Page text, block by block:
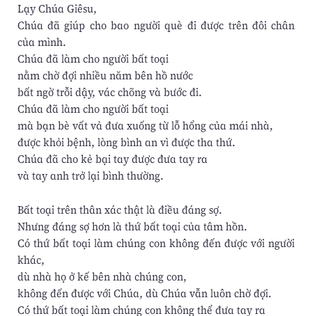
Lạy Chúa Giêsu,
Chúa đã giúp cho bao người què đi được trên đôi chân
của mình.
Chúa đã làm cho người bất toại
nằm chờ đợi nhiều năm bên hồ nước
bất ngờ trỗi dậy, vác chõng và bước đi.
Chúa đã làm cho người bất toại
mà bạn bè vất vả đưa xuống từ lỗ hổng của mái nhà,
được khỏi bệnh, lòng bình an vì được tha thứ.
Chúa đã cho kẻ bại tay được đưa tay ra
và tay anh trở lại bình thường.
Bất toại trên thân xác thật là điều đáng sợ.
Nhưng đáng sợ hơn là thứ bất toại của tâm hồn.
Có thứ bất toại làm chúng con không đến được với người
khác,
dù nhà họ ở kế bên nhà chúng con,
không đến được với Chúa, dù Chúa vẫn luôn chờ đợi.
Có thứ bất toại làm chúng con không thể đưa tay ra